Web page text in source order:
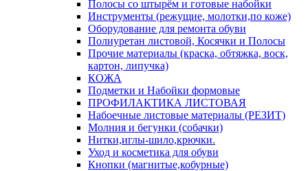
Полосы со штырём и готовые набойки
Инструменты (режущие, молотки,по коже)
Оборудование для ремонта обуви
Полиуретан листовой, Косячки и Полосы
Прочие материалы (краска, обтяжка, воск,
картон, липучка)
КОЖА
Подметки и Набойки формовые
ПРОФИЛАКТИКА ЛИСТОВАЯ
Набоечные листовые материалы (РЕЗИТ)
Молния и бегунки (собачки)
Нитки,иглы-шило,крючки.
Уход и косметика для обуви
Кнопки (магнитые,кобурные)